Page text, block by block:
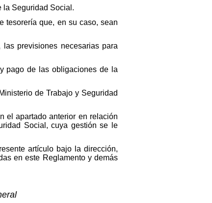
la Seguridad Social.
tesorería que, en su caso, sean
previsiones necesarias para
pago de las obligaciones de la
de Trabajo y Seguridad
el apartado anterior en relación
Social, cuya gestión se le
artículo bajo la dirección,
en este Reglamento y demás